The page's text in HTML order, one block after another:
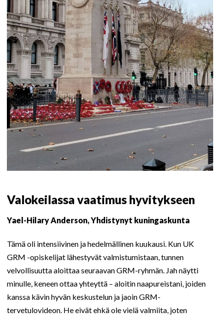
Valokeilassa vaatimus hyvitykseen
Yael-Hilary Anderson, Yhdistynyt kuningaskunta
Tämä oli intensiivinen ja hedelmällinen kuukausi. Kun UK
GRM -opiskelijat lähestyvät valmistumistaan, tunnen
velvollisuutta aloittaa seuraavan GRM-ryhmän. Jah näytti
minulle, keneen ottaa yhteyttä – aloitin naapureistani, joiden
kanssa kävin hyvän keskustelun ja jaoin GRM-
tervetulovideon. He eivät ehkä ole vielä valmiita, joten